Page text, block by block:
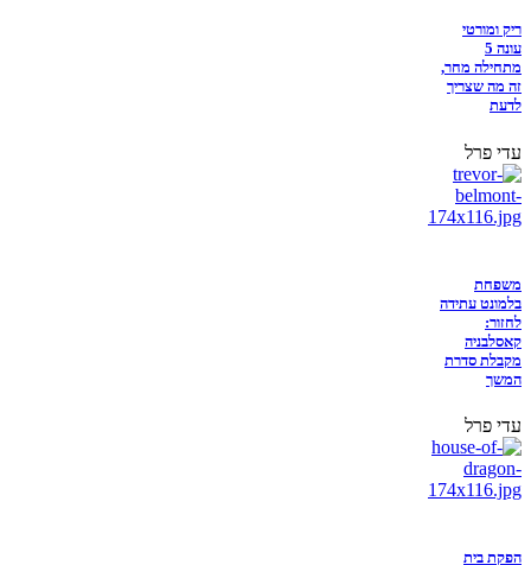
ריק ומורטי
עונה 5
מתחילה מחר,
זה מה שצריך
לדעת
עדי פרל
משפחת
בלמונט עתידה
לחזור:
קאסלבניה
מקבלת סדרת
המשך
עדי פרל
הפקת בית